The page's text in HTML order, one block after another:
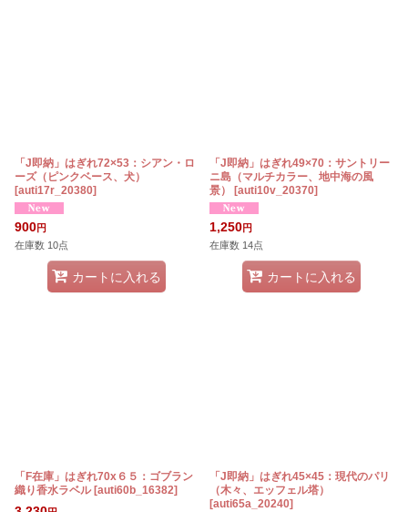
「J即納」はぎれ72×53：シアン・ロ
ーズ（ピンクベース、犬）
[auti17r_20380]
900円
在庫数 10点
カートに入れる
「J即納」はぎれ49×70：サントリー
ニ島（マルチカラー、地中海の風
景）
[auti10v_20370]
1,250円
在庫数 14点
カートに入れる
「F在庫」はぎれ70x６５：ゴブラン
織り香水ラベル [auti60b_16382]
「J即納」はぎれ45×45：現代のパリ
（木々、エッフェル塔）
[auti65a_20240]